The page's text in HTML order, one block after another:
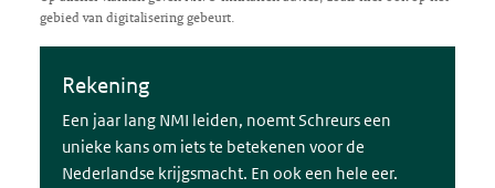
gebied van digitalisering gebeurt.
Rekening
Een jaar lang NMI leiden, noemt Schreurs een
unieke kans om iets te betekenen voor de
Nederlandse krijgsmacht. En ook een hele eer.